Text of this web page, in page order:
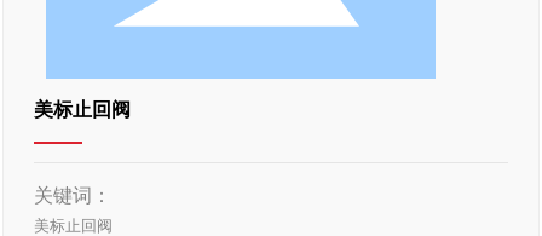
美标止回阀
关键词：
美标止回阀